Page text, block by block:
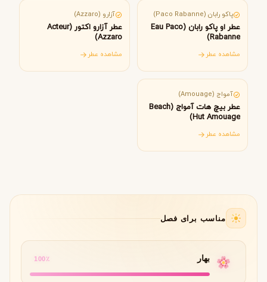
پاکو رابان (Paco Rabanne)
عطر او پاکو رابان (Eau Paco
Rabanne)
مشاهده عطر
آزارو (Azzaro)
عطر آزارو اکتور (Acteur
Azzaro)
مشاهده عطر
آمواج (Amouage)
عطر بیچ هات آمواج (Beach
Hut Amouage)
مشاهده عطر
مناسب برای فصل
بهار 100٪